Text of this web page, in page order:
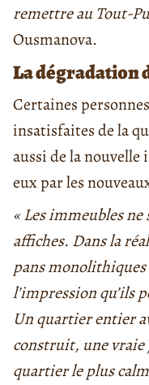
remettre au Tout-
Ousmanova.
La dégradation
Certaines
insatisfaites de la
aussi de la nouvelle
eux par les
« Les immeubles
affiches. Dans la
pans
l’impression qu’ils
Un quartier entier
construit, une vraie
quartier le plus